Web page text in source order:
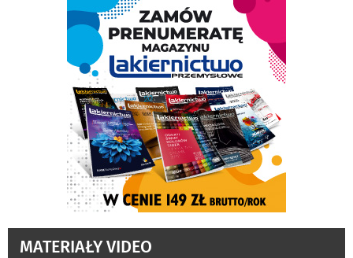
MATERIAŁY VIDEO